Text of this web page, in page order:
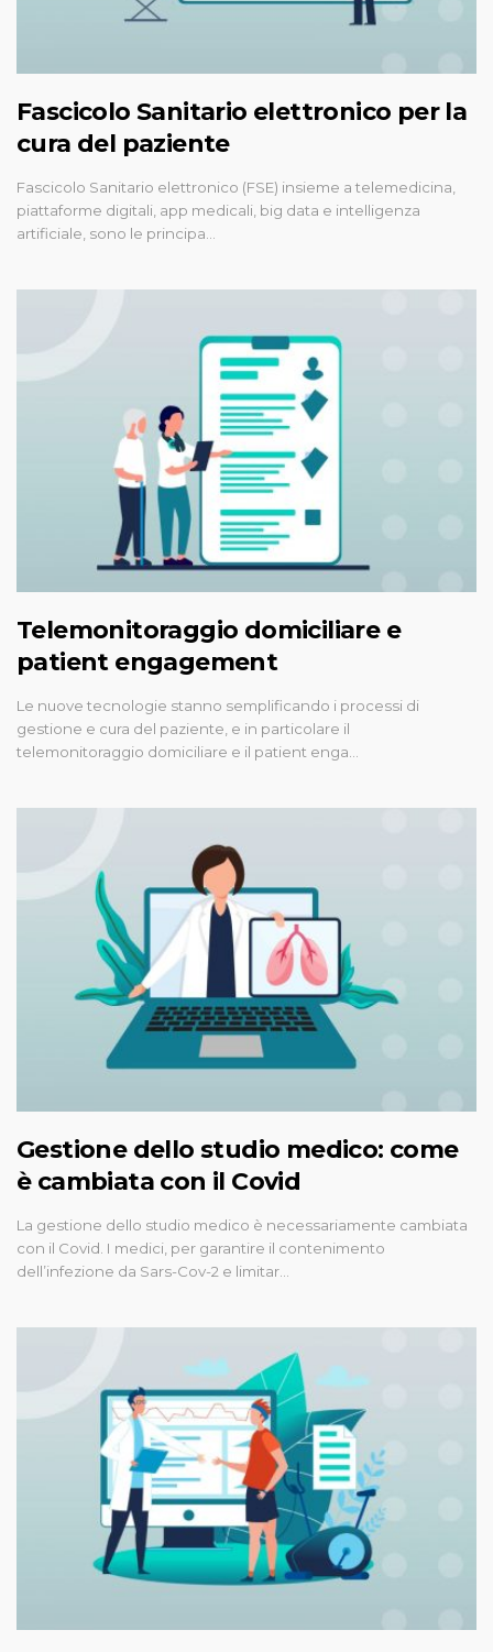
Fascicolo Sanitario elettronico per la
cura del paziente
Fascicolo Sanitario elettronico (FSE) insieme a telemedicina,
piattaforme digitali, app medicali, big data e intelligenza
artificiale, sono le principa…
Telemonitoraggio domiciliare e
patient engagement
Le nuove tecnologie stanno semplificando i processi di
gestione e cura del paziente, e in particolare il
telemonitoraggio domiciliare e il patient enga…
Gestione dello studio medico: come
è cambiata con il Covid
La gestione dello studio medico è necessariamente cambiata
con il Covid. I medici, per garantire il contenimento
dell’infezione da Sars-Cov-2 e limitar…